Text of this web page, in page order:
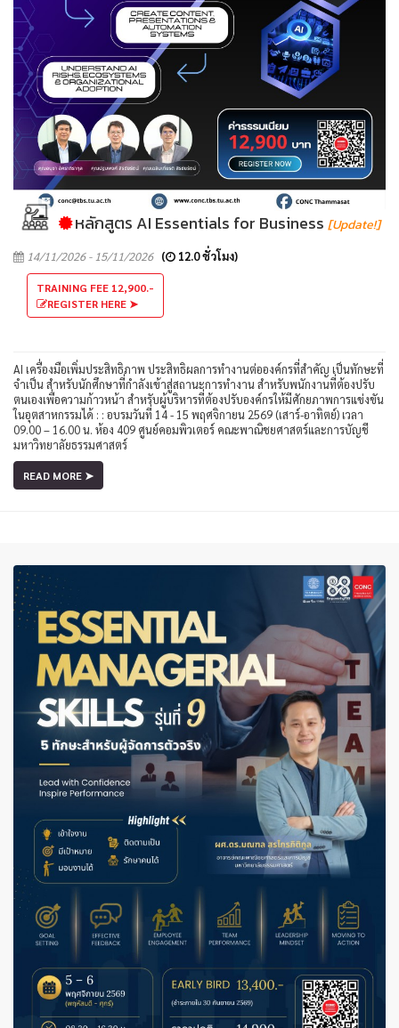
หลักสูตร AI Essentials for Business [Update!]
14/11/2026 - 15/11/2026 ( 12.0 ชั่วโมง)
TRAINING FEE 12,900.-
REGISTER HERE ➤
AI เครื่องมือเพิ่มประสิทธิภาพ ประสิทธิผลการทำงานต่อองค์กรที่สำคัญ เป็นทักษะที่
จำเป็น สำหรับนักศึกษาที่กำลังเข้าสู่สถานะการทำงาน สำหรับพนักงานที่ต้องปรับ
ตนเองเพื่อความก้าวหน้า สำหรับผู้บริหารที่ต้องปรับองค์กรให้มีศักยภาพการแข่งขัน
ในอุตสาหกรรมได้ : : อบรมวันที่ 14 - 15 พฤศจิกายน 2569 (เสาร์-อาทิตย์) เวลา
09.00 – 16.00 น. ห้อง 409 ศูนย์คอมพิวเตอร์ คณะพาณิชยศาสตร์และการบัญชี
มหาวิทยาลัยธรรมศาสตร์
READ MORE ➤